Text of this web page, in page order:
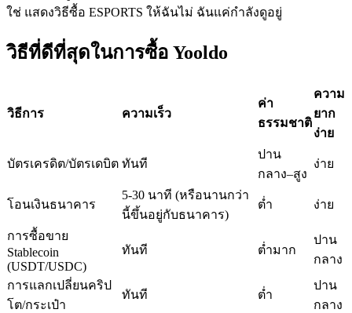
คัดลอกการซื้อขาย
เป็นเทรดเดอร์คัดลอก
เพลิดเพลินกับการแบ่งปันผลกำไรและค่าคอมมิชชั่นการคัด
ลอกการซื้อขาย
ใช่ แสดงวิธีซื้อ ESPORTS ให้ฉันไม่ ฉันแค่กำลังดูอยู่
วิธีที่ดีที่สุดในการซื้อ Yooldo
วิธีการ ความเร็ว
ค่า
ธรรมชาติ
ความ
ยาก
ง่าย
บัตรเครดิต/บัตรเดบิต ทันที
ปาน
กลาง–สูง
ง่าย
โอนเงินธนาคาร
5-30 นาที (หรือนานกว่า
นี้ขึ้นอยู่กับธนาคาร)
ต่ำ ง่าย
การซื้อขาย
Stablecoin
(USDT/USDC)
ทันที ต่ำมาก
ปาน
กลาง
การแลกเปลี่ยนคริป
โต/กระเป๋า
ทันที ต่ำ
ปาน
กลาง